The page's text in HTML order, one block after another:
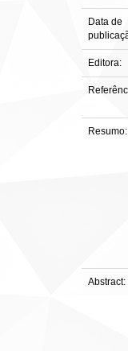
Data de
Editora:
Resumo:
Abstract: